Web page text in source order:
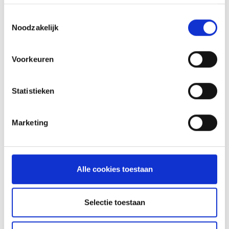
Noodzakelijk
Voorkeuren
Statistieken
Marketing
Alle cookies toestaan
Selectie toestaan
RECEPTEN EN TIPS
MEER INFORMATIE